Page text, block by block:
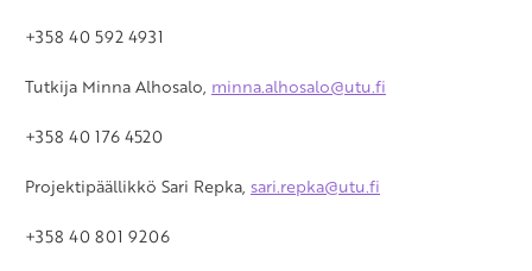
+358 40 592 4931
Tutkija Minna Alhosalo, minna.alhosalo@utu.fi
+358 40 176 4520
Projektipäällikkö Sari Repka, sari.repka@utu.fi
+358 40 801 9206